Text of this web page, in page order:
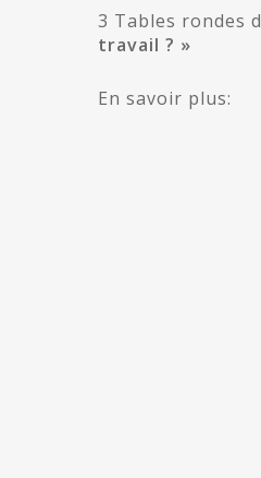
3 Tables rondes
travail ? »
En savoir